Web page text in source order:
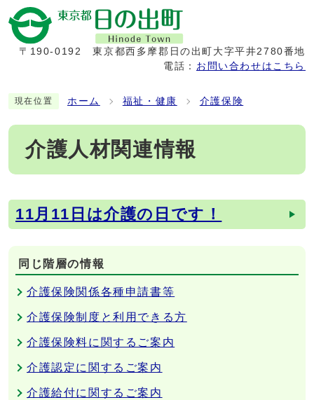
〒190-0192
東京都西多摩郡日の出町大字平井2780番地
電話： お問い合わせはこちら
現在位置 ホーム 福祉・健康 介護保険
介護人材関連情報
メインメニュー
11月11日は介護の日です！
同じ階層の情報
介護保険関係各種申請書等
介護保険制度と利用できる方
介護保険料に関するご案内
介護認定に関するご案内
介護給付に関するご案内